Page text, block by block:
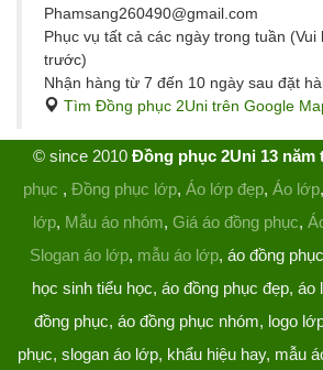
Phamsang260490@gmail.com
Phục vụ tất cả các ngày trong tuần (Vui
trước)
Nhận hàng từ 7 đến 10 ngày sau đặt
Tìm Đồng phục 2Uni trên Google
© since 2010 Đồng phục 2Uni 13 năm
phục , Đồng phục lớp, Áo lớp đẹp, Áo lớp,
lớp, Mẫu áo nhóm, Giá áo đồng phục,
Slogan áo lớp, mẫu áo lớp, áo đồng
học sinh tiểu học, áo đồng phục đẹp, áo
đồng phục, áo đồng phục nhóm, logo
phục, slogan áo lớp, khẩu hiệu hay, mẫu